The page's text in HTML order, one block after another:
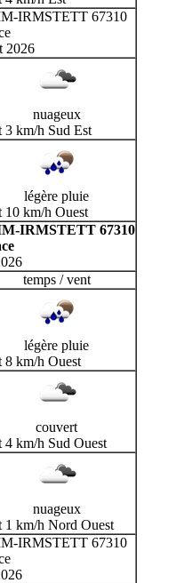
IRMSTETT 67310
2026
nuageux
3 km/h Sud Est
légère pluie
10 km/h Ouest
IRMSTETT 67310
temps / vent
légère pluie
8 km/h Ouest
couvert
4 km/h Sud Ouest
nuageux
1 km/h Nord Ouest
IRMSTETT 67310